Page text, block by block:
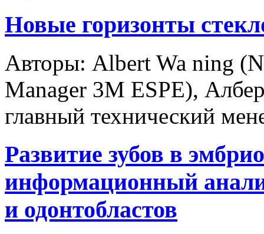
Новые горизонты
Авторы: Albert Wa ning
Manager 3M ESPE),
главный технический
Развитие зубов в
информационный
и одонтобластов